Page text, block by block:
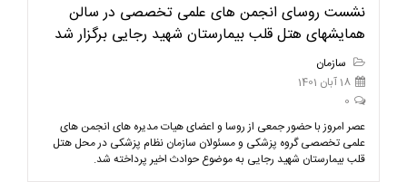
نشست روسای انجمن های علمی تخصصی در سالن
همایشهای هتل قلب بیمارستان شهید رجایی برگزار شد
سازمان
18 آبان 1401
0
عصر امروز با حضور جمعی از روسا و اعضای هیات مدیره های انجمن های
علمی تخصصی گروه پزشکی و مسئولان سازمان نظام پزشکی در محل هتل
قلب بیمارستان شهید رجایی به موضوع حوادث اخیر پرداخته شد.